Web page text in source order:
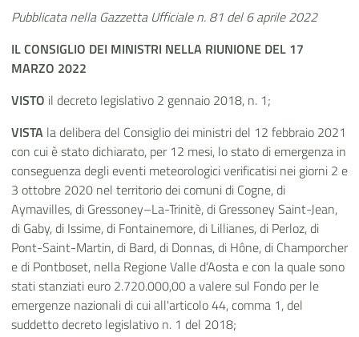
Pubblicata nella Gazzetta Ufficiale n. 81 del 6 aprile 2022
IL CONSIGLIO DEI MINISTRI NELLA RIUNIONE DEL 17
MARZO 2022
VISTO il decreto legislativo 2 gennaio 2018, n. 1;
VISTA la delibera del Consiglio dei ministri del 12 febbraio 2021
con cui è stato dichiarato, per 12 mesi, lo stato di emergenza in
conseguenzadegli eventi meteorologici verificatisi nei giorni 2 e
3 ottobre 2020 nel territorio dei comuni di Cogne, di
Aymavilles, di Gressoney–La-Trinitè, di Gressoney Saint-Jean,
di Gaby, di Issime, di Fontainemore, di Lillianes, di Perloz, di
Pont-Saint-Martin, di Bard, di Donnas, di Hône, di Champorcher
e di Pontboset, nella Regione Valle d’Aostae con la quale sono
stati stanziati euro 2.720.000,00 a valere sul Fondo per le
emergenze nazionali di cui all'articolo 44, comma 1, del
suddetto decreto legislativo n. 1 del 2018;